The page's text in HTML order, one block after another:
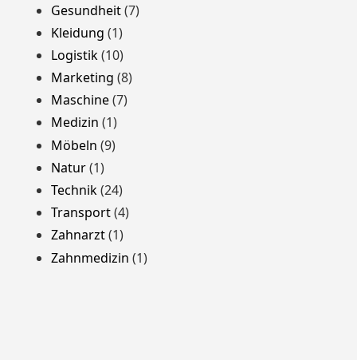
Gesundheit(7)
Kleidung (1)
Logistik(10)
Marketing (8)
Maschine(7)
Medizin (1)
Möbeln (9)
Natur(1)
Technik(24)
Transport(4)
Zahnarzt(1)
Zahnmedizin (1)